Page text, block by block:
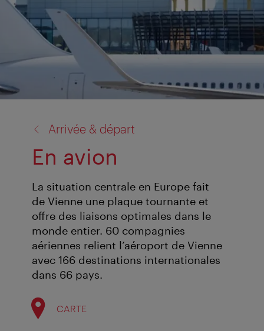
Arrivée & départ
En avion
La situation centrale en Europe fait
de Vienne une plaque tournante et
offre des liaisons optimales dans le
monde entier. 60 compagnies
aériennes relient l’aéroport de Vienne
avec 166 destinations internationales
dans 66 pays.
CARTE